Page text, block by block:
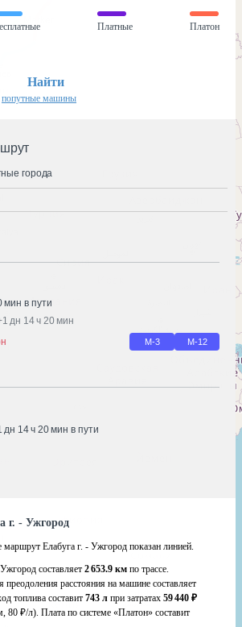
Платные Платон
Найти
попутные машины
города
мин в пути
1 дн 14 ч 20 мин
М-3 М-12
дн 14 ч 20 мин в пути
г. - Ужгород
маршрут Елабуга г. - Ужгород показан линией.
составляет 2 653.9 км по трассе.
расстояния на машине составляет
топлива составит 743 л при затратах 59 440 ₽
80 ₽/л). Плата по системе «Платон» составит